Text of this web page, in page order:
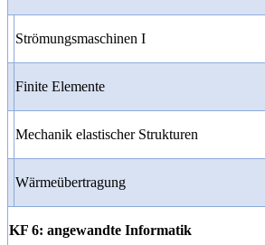
Strömungsmaschinen I
Finite Elemente
Mechanik elastischer Strukturen
Wärmeübertragung
KF 6: angewandte Informatik